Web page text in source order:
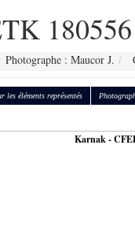
180556
Photographe : Maucor J.
les éléments représentés